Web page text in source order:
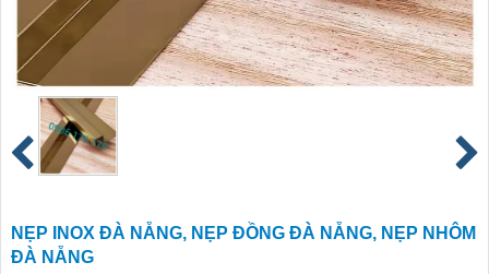
NẸP INOX ĐÀ NẴNG, NẸP ĐỒNG ĐÀ NẴNG, NẸP NHÔM
ĐÀ NẴNG